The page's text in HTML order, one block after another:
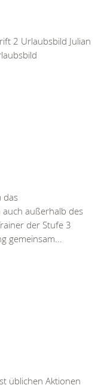
2 Urlaubsbild Julian
das
außerhalb des
der Stufe 3
gemeinsam...
üblichen Aktionen